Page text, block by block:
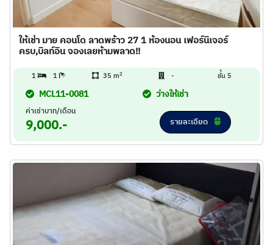
ให้เช่า มาย คอนโด ลาดพร้าว 27 1 ห้องนอน เฟอร์นิเจอร์
ครบ,บิลท์อิน จองเลยห้ามพลาด!!
1 1 35 m2 - ชั้น 5
MCL11-0081 ว่างให้เช่า
ค่าเช่าบาท/เดือน
9,000.- รายละเอียด